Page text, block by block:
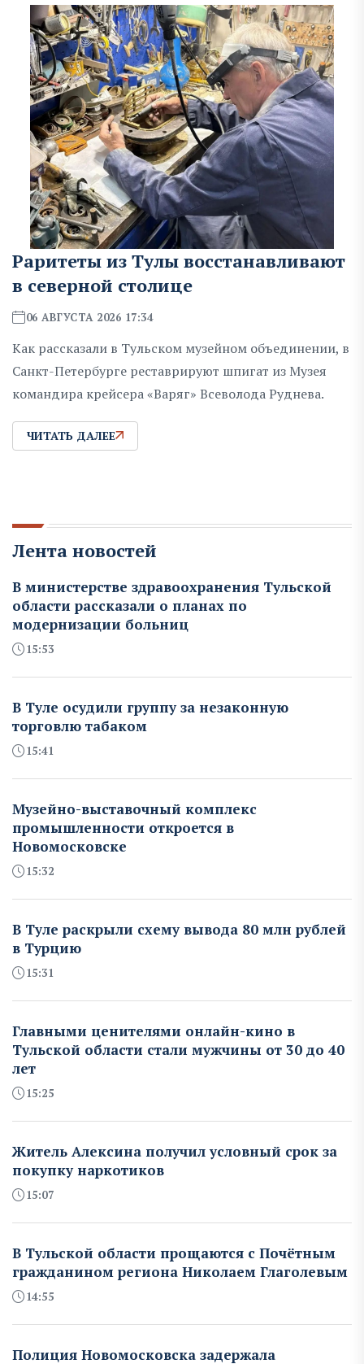
Раритеты из Тулы восстанавливают
в северной столице
06 АВГУСТА 2026 17:34
Как рассказали в Тульском музейном объединении, в
Санкт-Петербурге реставрируют шпигат из Музея
командира крейсера «Варяг» Всеволода Руднева.
ЧИТАТЬ ДАЛЕЕ
Лента новостей
В министерстве здравоохранения Тульской
области рассказали о планах по
модернизации больниц
15:53
В Туле осудили группу за незаконную
торговлю табаком
15:41
Музейно-выставочный комплекс
промышленности откроется в
Новомосковске
15:32
В Туле раскрыли схему вывода 80 млн рублей
в Турцию
15:31
Главными ценителями онлайн-кино в
Тульской области стали мужчины от 30 до 40
лет
15:25
Житель Алексина получил условный срок за
покупку наркотиков
15:07
В Тульской области прощаются с Почётным
гражданином региона Николаем Глаголевым
14:55
Полиция Новомосковска задержала